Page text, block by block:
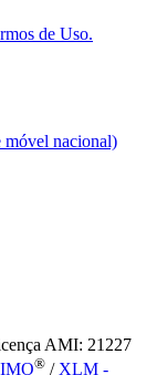
de Uso.
móvel nacional)
AMI: 21227
® /XLM -